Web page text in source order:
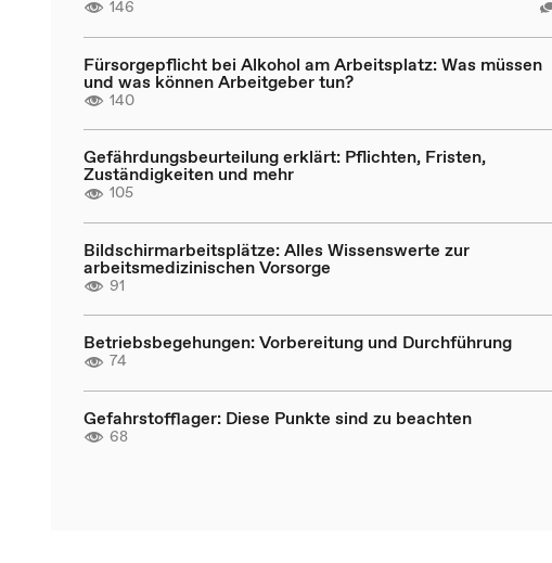
146
Fürsorgepflicht bei Alkohol am Arbeitsplatz: Was müssen
und was können Arbeitgeber tun?
140
Gefährdungsbeurteilung erklärt: Pflichten, Fristen,
Zuständigkeiten und mehr
105
Bildschirmarbeitsplätze: Alles Wissenswerte zur
arbeitsmedizinischen Vorsorge
91
Betriebsbegehungen: Vorbereitung und Durchführung
74
Gefahrstofflager: Diese Punkte sind zu beachten
68